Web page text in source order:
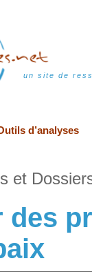
un site de
d’analyses
et
des